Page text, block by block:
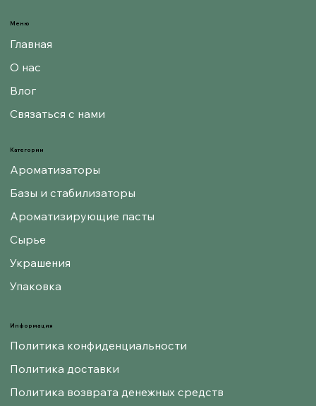
Информация
Политика конфиденциальности
Политика доставки
Политика возврата денежных средств
Категории
Ароматизаторы
Базы и стабилизаторы
Ароматизирующие пасты
Сырье
Украшения
Упаковка
Меню
Главная
О нас
Влог
Связаться с нами